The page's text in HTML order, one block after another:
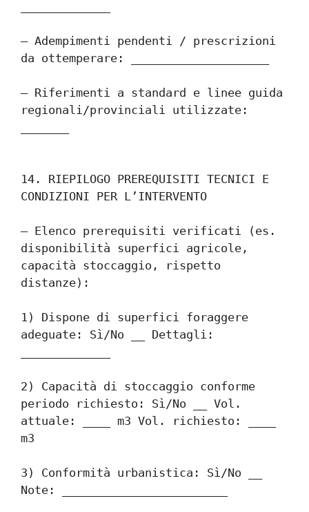
– Adempimenti pendenti / prescrizioni
da ottemperare: ____________________
– Riferimenti a standard e linee guida
regionali/provinciali utilizzate:
14. RIEPILOGO PREREQUISITI TECNICI E
CONDIZIONI PER L’INTERVENTO
– Elenco prerequisiti verificati (es.
disponibilità superfici agricole,
capacità stoccaggio, rispetto
distanze):
1) Dispone di superfici foraggere
adeguate: Sì/No __ Dettagli:
2) Capacità di stoccaggio conforme
periodo richiesto: Sì/No __ Vol.
attuale: ____ m3 Vol. richiesto: ____
m3
3) Conformità urbanistica: Sì/No __
Note: ________________________